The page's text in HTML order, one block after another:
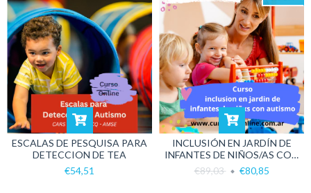
ESCALAS DE PESQUISA PARA
DETECCION DE TEA
€54,51
INCLUSIÓN EN JARDÍN DE
INFANTES DE NIÑOS/AS CON
AUTISMO
€89,03 €80,85